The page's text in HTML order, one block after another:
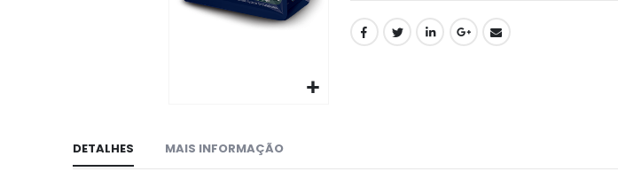
o
início
DETALHES MAIS INFORMAÇÃO